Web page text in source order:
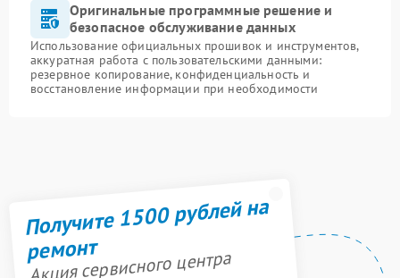
Оригинальные программные решение и
безопасное обслуживание данных
Использование официальных прошивок и инструментов,
аккуратная работа с пользовательскими данными:
резервное копирование, конфиденциальность и
восстановление информации при необходимости
Получите 1500 рублей на
ремонт
Акция сервисного центра